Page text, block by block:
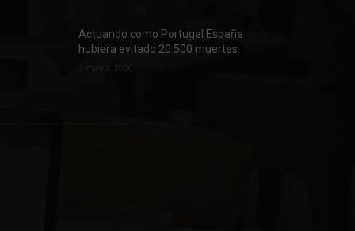
Actuando como Portugal España
hubiera evitado 20.500 muertes
2 mayo, 2020